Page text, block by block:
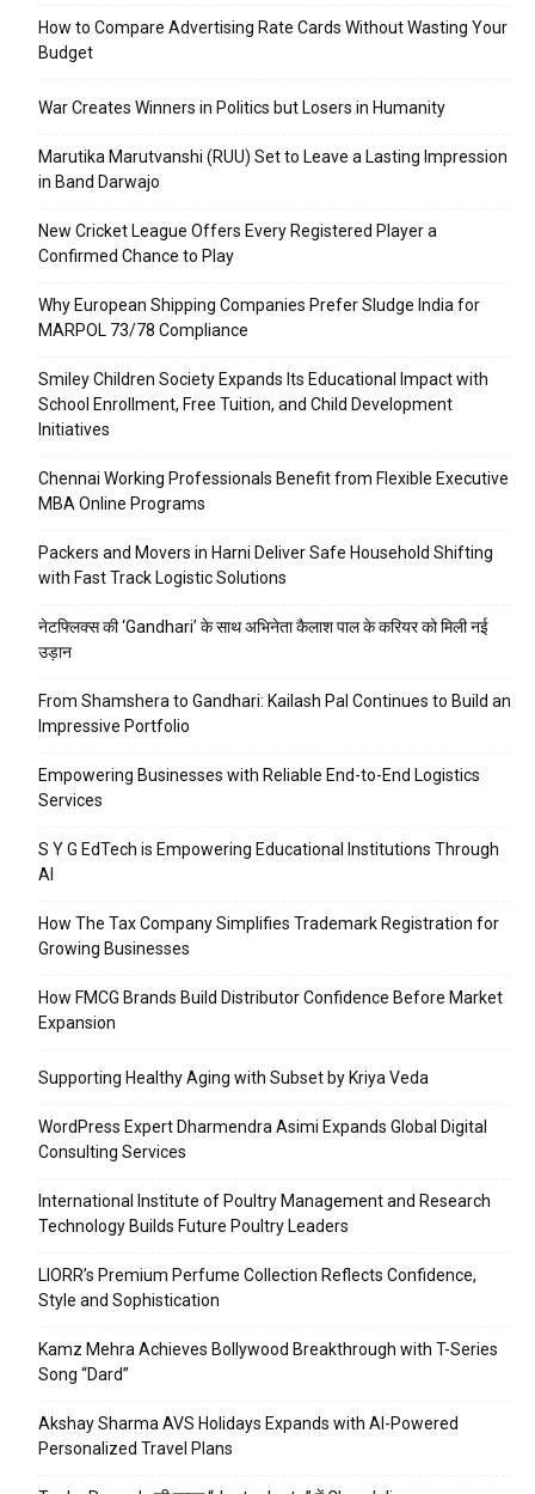
How to Compare Advertising Rate Cards Without Wasting Your
Budget
War Creates Winners in Politics but Losers in Humanity
Marutika Marutvanshi (RUU) Set to Leave a Lasting Impression
in Band Darwajo
New Cricket League Offers Every Registered Player a
Confirmed Chance to Play
Why European Shipping Companies Prefer Sludge India for
MARPOL 73/78 Compliance
Smiley Children Society Expands Its Educational Impact with
School Enrollment, Free Tuition, and Child Development
Initiatives
Chennai Working Professionals Benefit from Flexible Executive
MBA Online Programs
Packers and Movers in Harni Deliver Safe Household Shifting
with Fast Track Logistic Solutions
नेटफ्लिक्स की ‘Gandhari’ के साथ अभिनेता कैलाश पाल के करियर को मिली नई
उड़ान
From Shamshera to Gandhari: Kailash Pal Continues to Build an
Impressive Portfolio
Empowering Businesses with Reliable End-to-End Logistics
Services
S Y G EdTech is Empowering Educational Institutions Through
AI
How The Tax Company Simplifies Trademark Registration for
Growing Businesses
How FMCG Brands Build Distributor Confidence Before Market
Expansion
Supporting Healthy Aging with Subset by Kriya Veda
WordPress Expert Dharmendra Asimi Expands Global Digital
Consulting Services
International Institute of Poultry Management and Research
Technology Builds Future Poultry Leaders
LIORR’s Premium Perfume Collection Reflects Confidence,
Style and Sophistication
Kamz Mehra Achieves Bollywood Breakthrough with T-Series
Song “Dard”
Akshay Sharma AVS Holidays Expands with AI-Powered
Personalized Travel Plans